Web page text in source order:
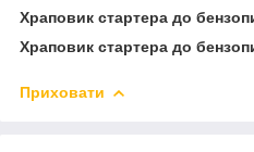
Храповик стартера до
Храповик стартера до
Приховати